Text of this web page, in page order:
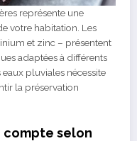
représente une
votre habitation. Les
et zinc – présentent
adaptées à différents
eaux pluviales nécessite
la préservation
compte selon